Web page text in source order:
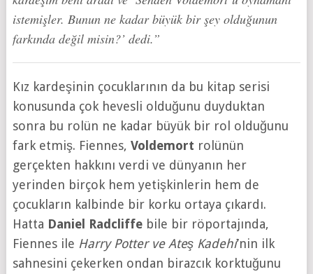
istemişler. Bunun ne kadar büyük bir şey olduğunun
farkında değil misin?’ dedi.”
Kız kardeşinin çocuklarının da bu kitap serisi
konusunda çok hevesli olduğunu duyduktan
sonra bu rolün ne kadar büyük bir rol olduğunu
fark etmiş. Fiennes, Voldemort rolünün
gerçekten hakkını verdi ve dünyanın her
yerinden birçok hem yetişkinlerin hem de
çocukların kalbinde bir korku ortaya çıkardı.
Hatta Daniel Radcliffebile bir röportajında,
Fiennes ile Harry Potter ve Ateş Kadehi’nin ilk
sahnesini çekerken ondan birazcık korktuğunu